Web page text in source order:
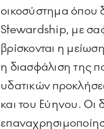
οικοσύστημα όπου
Stewardship, με
βρίσκονται η
η διασφάλιση της
υδατικών
και του Εύηνου. Οι